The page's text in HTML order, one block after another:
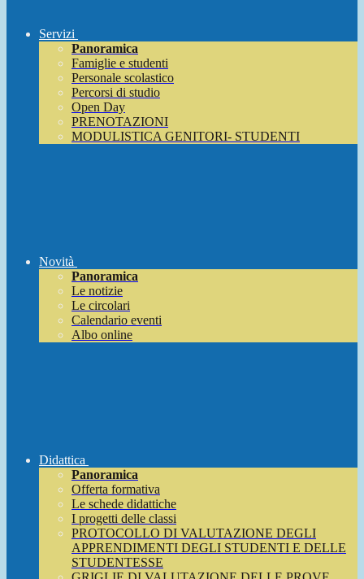
Servizi
Panoramica
Famiglie e studenti
Personale scolastico
Percorsi di studio
Open Day
PRENOTAZIONI
MODULISTICA GENITORI- STUDENTI
Novità
Panoramica
Le notizie
Le circolari
Calendario eventi
Albo online
Didattica
Panoramica
Offerta formativa
Le schede didattiche
I progetti delle classi
PROTOCOLLO DI VALUTAZIONE DEGLI
APPRENDIMENTI DEGLI STUDENTI E DELLE
STUDENTESSE